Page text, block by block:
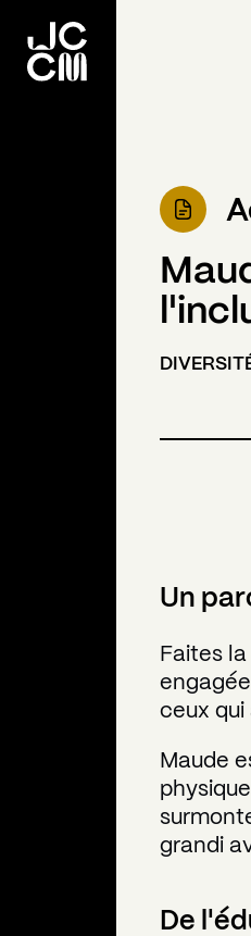
Un
Faites
ceux qui
Maude
grandi
De